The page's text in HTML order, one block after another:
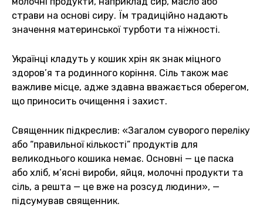
страви на основі сиру. Їм традиційно надають
значення материнської турботи та ніжності.
Українці кладуть у кошик хрін як знак міцного
здоров’я та родинного коріння. Сіль також має
важливе місце, адже здавна вважається оберегом,
що приносить очищення і захист.
Священник підкреслив: «Загалом суворого переліку
або “правильної кількості” продуктів для
великоднього кошика немає. Основні — це паска
або хліб, м’ясні вироби, яйця, молочні продукти та
сіль, а решта — це вже на розсуд людини», —
підсумував священник.